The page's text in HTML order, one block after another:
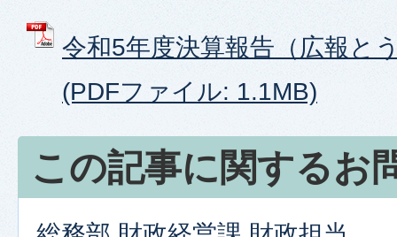
令和5年度決算報告（広報と
(PDFファイル: 1.1MB)
この記事に関するお